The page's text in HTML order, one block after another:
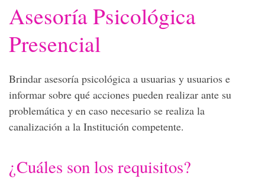
Asesoría Psicológica
Presencial
Brindar asesoría psicológica a usuarias y usuarios e
informar sobre qué acciones pueden realizar ante su
problemática y en caso necesario se realiza la
canalización a la Institución competente.
¿Cuáles son los requisitos?